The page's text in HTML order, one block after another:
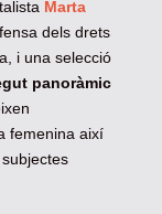
Marta
dels drets
i una selecció
panoràmic
femenina així